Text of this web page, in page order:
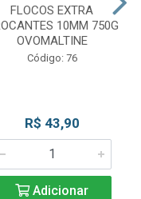
FLOCOS EXTRA
10MM 750G
OVOMALTINE
Código: 76
R$ 43,90
Adicionar